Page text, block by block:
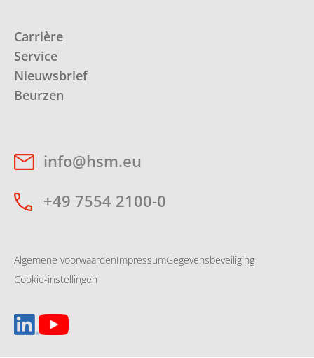
Carrière
Service
Nieuwsbrief
Beurzen
info@hsm.eu
+49 7554 2100-0
Algemene voorwaardenImpressumGegevensbeveiliging
Cookie-instellingen